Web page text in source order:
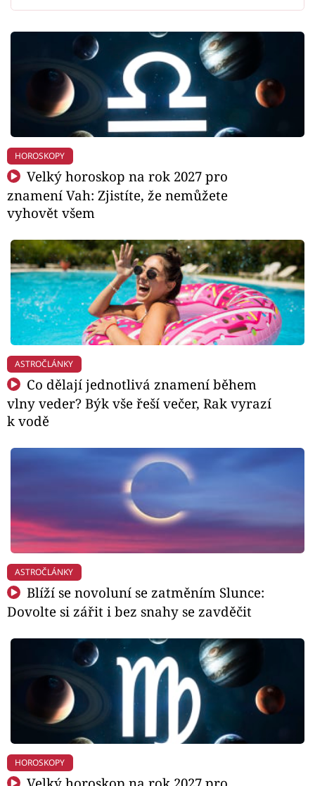
HOROSKOPY
Velký horoskop na rok 2027 pro
znamení Vah: Zjistíte, že nemůžete
vyhovět všem
ASTROČLÁNKY
Co dělají jednotlivá znamení během
vlny veder? Býk vše řeší večer, Rak vyrazí
k vodě
ASTROČLÁNKY
Blíží se novoluní se zatměním Slunce:
Dovolte si zářit i bez snahy se zavděčit
HOROSKOPY